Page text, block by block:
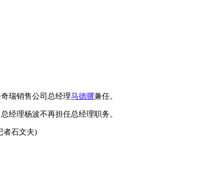
瑞销售公司总经理马德骥兼任。
经理杨波不再担任总经理职务。
者石文夫)